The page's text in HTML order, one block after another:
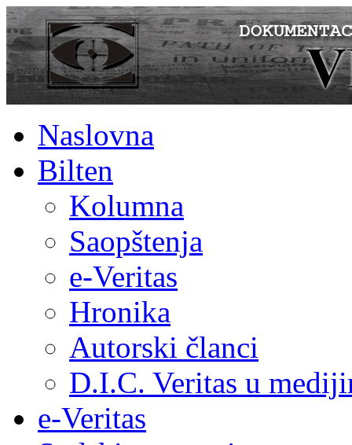
Naslovna
Bilten
Kolumna
Saopštenja
e-Veritas
Hronika
Autorski članci
D.I.C. Veritas u
e-Veritas